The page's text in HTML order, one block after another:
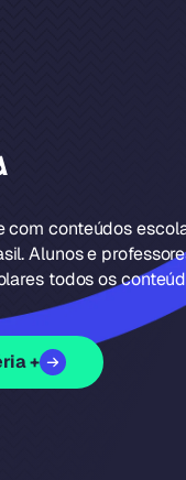
com conteúdos
Alunos e
todos os
+